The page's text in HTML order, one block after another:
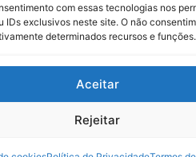
com essas tecnologias nos
IDs exclusivos neste site. O não
determinados recursos e funções.
Aceitar
Rejeitar